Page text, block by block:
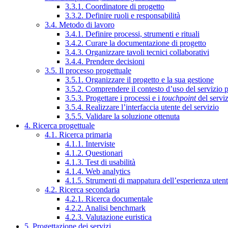
3.3.1. Coordinatore di progetto
3.3.2. Definire ruoli e responsabilità
3.4. Metodo di lavoro
3.4.1. Definire processi, strumenti e rituali
3.4.2. Curare la documentazione di progetto
3.4.3. Organizzare tavoli tecnici collaborativi
3.4.4. Prendere decisioni
3.5. Il processo progettuale
3.5.1. Organizzare il progetto e la sua gestione
3.5.2. Comprendere il contesto d’uso del servizio
3.5.3. Progettare i processi e i touchpointdel
3.5.4. Realizzare l’interfaccia utente del servizio
3.5.5. Validare la soluzione ottenuta
4. Ricerca progettuale
4.1. Ricerca primaria
4.1.1. Interviste
4.1.2. Questionari
4.1.3. Test di usabilità
4.1.4. Web analytics
4.1.5. Strumenti di mappatura dell’esperienza
4.2. Ricerca secondaria
4.2.1. Ricerca documentale
4.2.2. Analisi benchmark
4.2.3. Valutazione euristica
5. Progettazione dei servizi